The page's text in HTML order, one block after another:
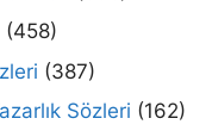
(458)
(387)
Sözleri (162)